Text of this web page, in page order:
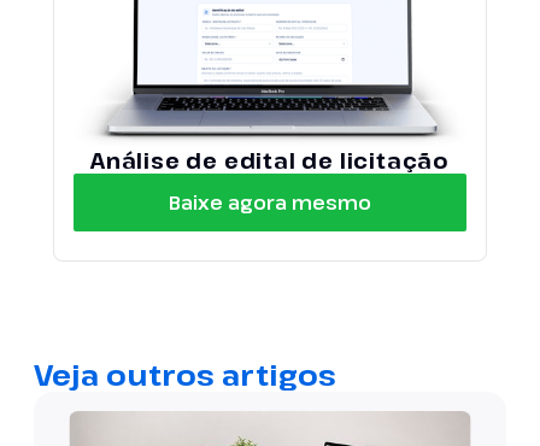
Análise de edital de licitação
Baixe agora mesmo
Veja outros artigos